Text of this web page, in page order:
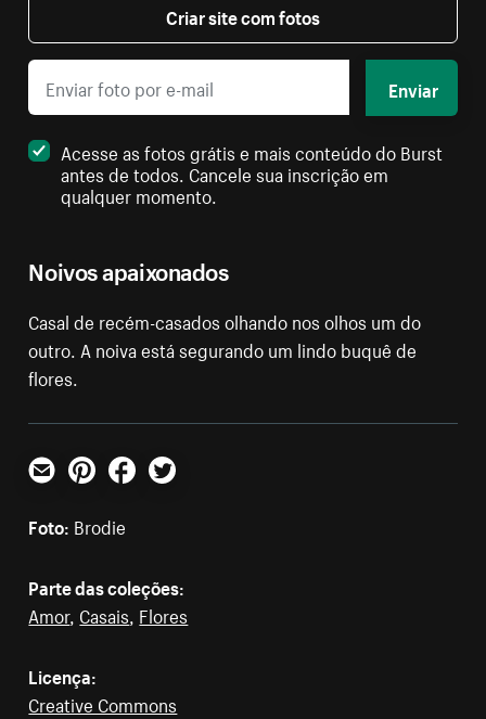
Noivos apaixonados
Casal de recém-casados olhando nos olhos um do
outro. A noiva está segurando um lindo buquê de
flores.
Criar site com fotos
Enviar
Acesse as fotos grátis e mais conteúdo do Burst
antes de todos. Cancele sua inscrição em
qualquer momento.
E-mailPinterestFacebookTwitter
Foto: Brodie
Parte das coleções:
Amor, Casais Flores
Licença:
Creative Commons